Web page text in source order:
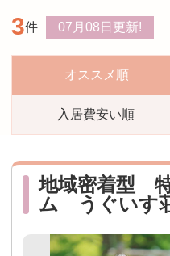
老人ホームの種類
スタッフ紹介
おすすめ施設特集
3件 07月08日 更新!
オススメ順
入居費安い順
地域密着型
ム うぐいす